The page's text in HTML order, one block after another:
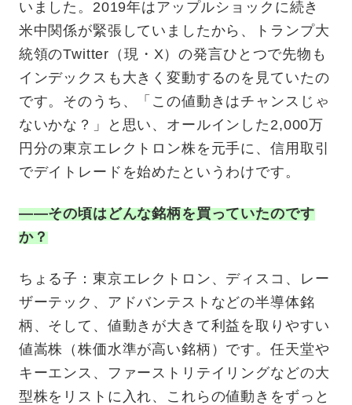
いました。2019年はアップルショックに続き
米中関係が緊張していましたから、トランプ大
統領のTwitter（現・X）の発言ひとつで先物も
インデックスも大きく変動するのを見ていたの
です。そのうち、「この値動きはチャンスじゃ
ないかな？」と思い、オールインした2,000万
円分の東京エレクトロン株を元手に、信用取引
でデイトレードを始めたというわけです。
——その頃はどんな銘柄を買っていたのです
か？
ちょる子：東京エレクトロン、ディスコ、レー
ザーテック、アドバンテストなどの半導体銘
柄、そして、値動きが大きて利益を取りやすい
値嵩株（株価水準が高い銘柄）です。任天堂や
キーエンス、ファーストリテイリングなどの大
型株をリストに入れ、これらの値動きをずっと